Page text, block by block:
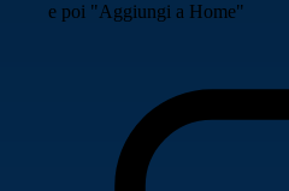
e poi "Aggiungi a Home"